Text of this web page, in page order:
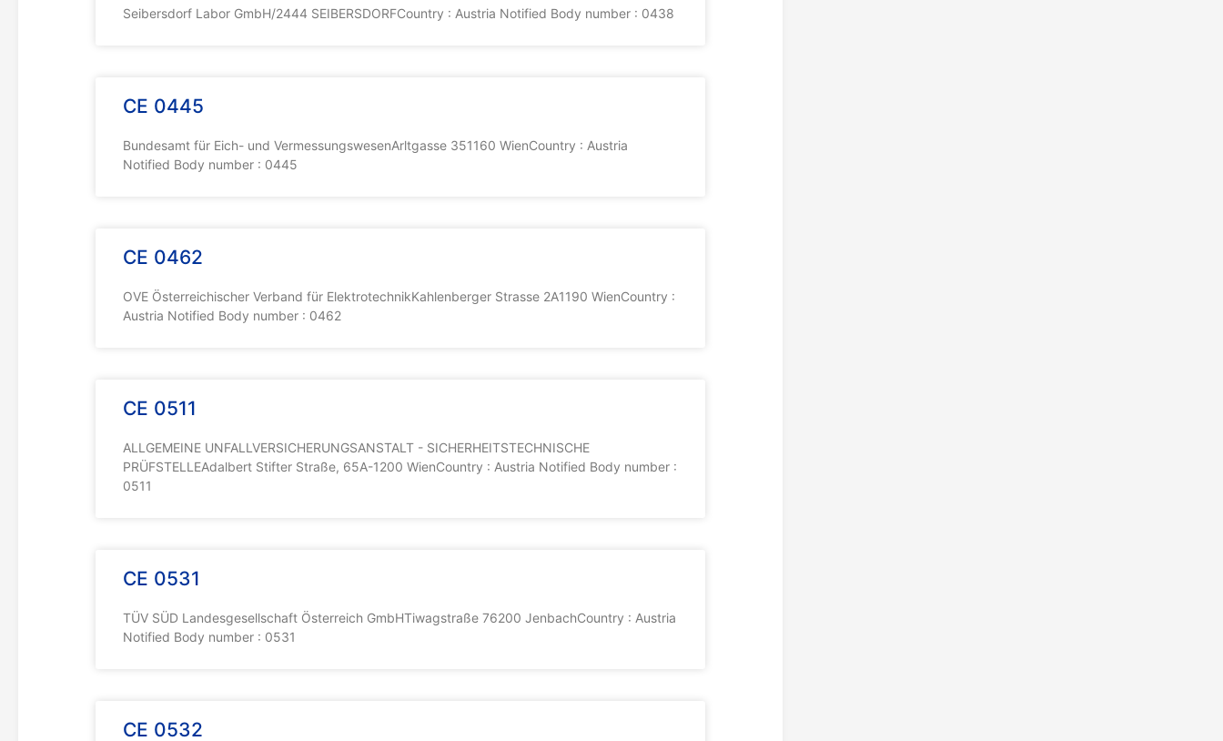
Seibersdorf Labor GmbH/2444 SEIBERSDORFCountry : Austria Notified Body number : 0438
CE 0445
Bundesamt für Eich- und VermessungswesenArltgasse 351160 WienCountry : Austria
Notified Body number : 0445
CE 0462
OVE Österreichischer Verband für ElektrotechnikKahlenberger Strasse 2A1190 WienCountry :
Austria Notified Body number : 0462
CE 0511
ALLGEMEINE UNFALLVERSICHERUNGSANSTALT - SICHERHEITSTECHNISCHE
PRÜFSTELLEAdalbert Stifter Straße, 65A-1200 WienCountry : Austria Notified Body number :
0511
CE 0531
TÜV SÜD Landesgesellschaft Österreich GmbHTiwagstraße 76200 JenbachCountry : Austria
Notified Body number : 0531
CE 0532